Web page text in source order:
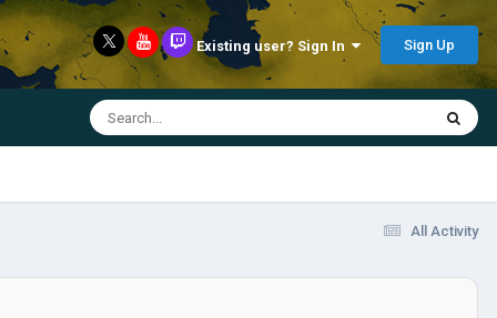
Existing user? Sign In Sign Up
All Activity